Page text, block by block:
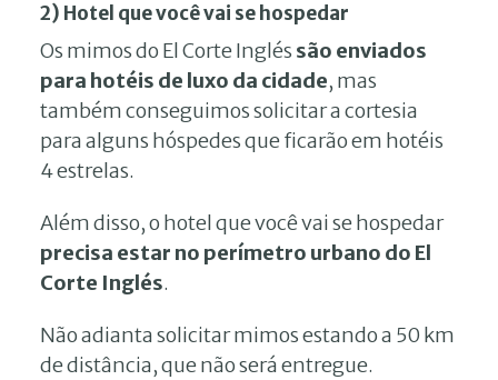
2) Hotel que você vai se hospedar
Os mimos do El Corte Inglés são enviados
para hotéis de luxo da cidade, mas
também conseguimos solicitar a cortesia
para alguns hóspedes que ficarão em hotéis
4 estrelas.
Além disso, o hotel que você vai se hospedar
precisa estar no perímetro urbano do El
Corte Inglés.
Não adianta solicitar mimos estando a 50 km
de distância, que não será entregue.